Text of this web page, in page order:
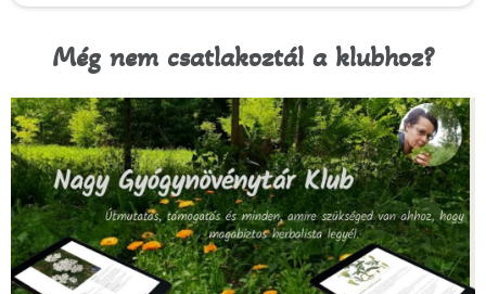
Még nem csatlakoztál a klubhoz?